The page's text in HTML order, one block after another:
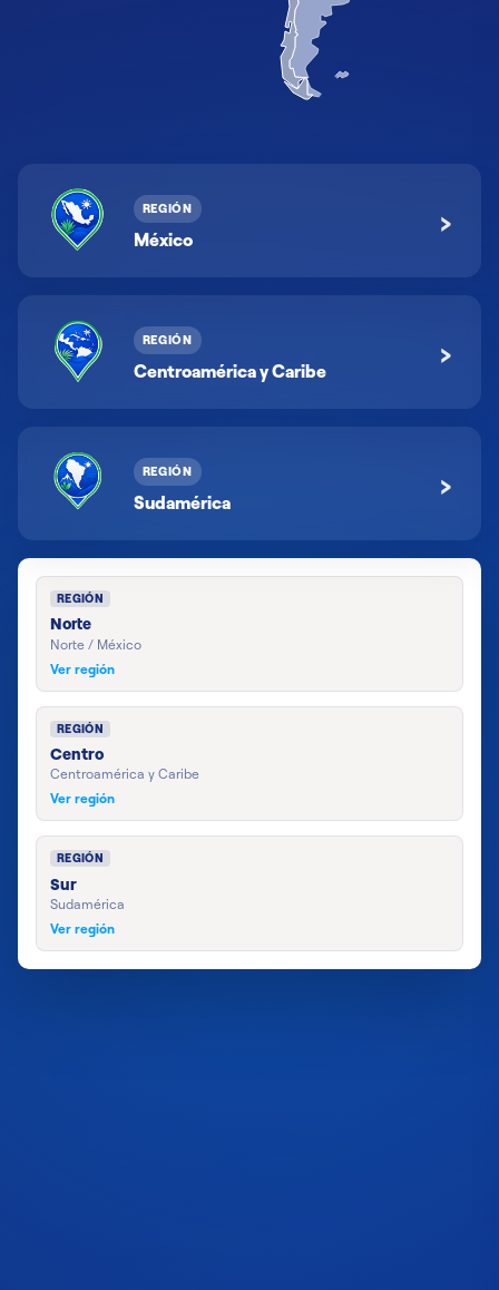
REGIÓN
México
›
REGIÓN
Centroamérica y Caribe
›
REGIÓN
Sudamérica
›
REGIÓN
Norte
Norte / México
Ver región
REGIÓN
Centro
Centroamérica y Caribe
Ver región
REGIÓN
Sur
Sudamérica
Ver región